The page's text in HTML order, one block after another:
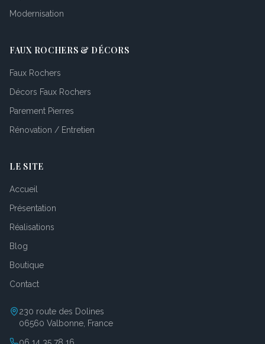
Modernisation
FAUX ROCHERS & DÉCORS
Faux Rochers
Décors Faux Rochers
Parement Pierres
Rénovation / Entretien
LE SITE
Accueil
Présentation
Réalisations
Blog
Boutique
Contact
230 route des Dolines
06560 Valbonne, France